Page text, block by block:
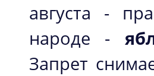
августа -
народе -
Запрет